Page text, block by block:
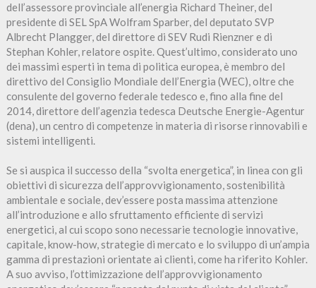
dell’assessore provinciale all’energia Richard Theiner, del
presidente di SEL SpA Wolfram Sparber, del deputato SVP
Albrecht Plangger, del direttore di SEV Rudi Rienzner e di
Stephan Kohler, relatore ospite. Quest’ultimo, considerato uno
dei massimi esperti in tema di politica europea, è membro del
direttivo del Consiglio Mondiale dell’Energia (WEC), oltre che
consulente del governo federale tedesco e, fino alla fine del
2014, direttore dell’agenzia tedesca Deutsche Energie-Agentur
(dena), un centro di competenze in materia di risorse rinnovabili e
sistemi intelligenti.
Se si auspica il successo della “svolta energetica”, in linea con gli
obiettivi di sicurezza dell’approvvigionamento, sostenibilità
ambientale e sociale, dev’essere posta massima attenzione
all’introduzione e allo sfruttamento efficiente di servizi
energetici, al cui scopo sono necessarie tecnologie innovative,
capitale, know-how, strategie di mercato e lo sviluppo di un’ampia
gamma di prestazioni orientate ai clienti, come ha riferito Kohler.
A suo avviso, l’ottimizzazione dell’approvvigionamento